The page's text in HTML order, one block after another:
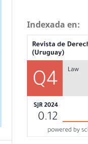
Indexada en: